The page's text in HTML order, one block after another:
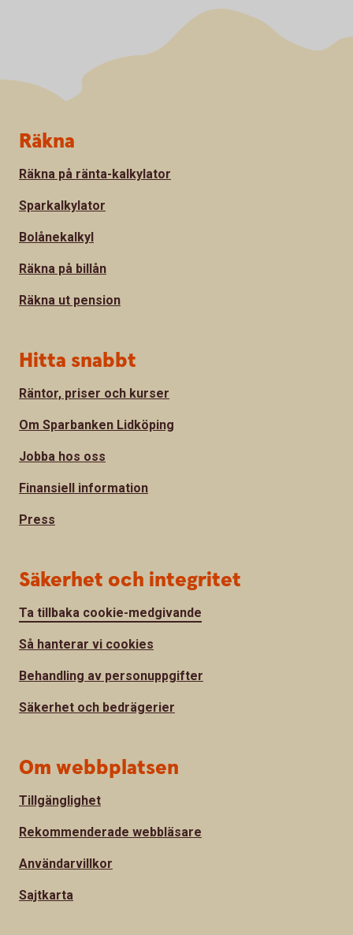
Sidfot
Räkna
Räkna på ränta-kalkylator
Sparkalkylator
Bolånekalkyl
Räkna på billån
Räkna ut pension
Hitta snabbt
Räntor, priser och kurser
Om Sparbanken Lidköping
Jobba hos oss
Finansiell information
Press
Säkerhet och integritet
Ta tillbaka cookie-medgivande
Så hanterar vi cookies
Behandling av personuppgifter
Säkerhet och bedrägerier
Om webbplatsen
Tillgänglighet
Rekommenderade webbläsare
Användarvillkor
Sajtkarta